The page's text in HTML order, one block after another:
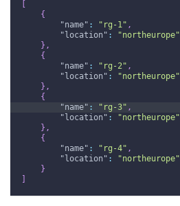
{
"name" : "rg-1" ,
"location" :
"northeurope"
} ,
{
"name" : "rg-2" ,
"location" :
"northeurope"
} ,
{
"name" : "rg-3" ,
"location" :
"northeurope"
} ,
{
"name" : "rg-4" ,
"location" :
"northeurope"
}